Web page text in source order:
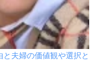
夫婦の価値観や選択と